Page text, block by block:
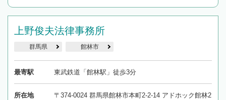
んで検索してみましょう。
を加えて再検索
上野俊夫法律事務所
群馬県 館林市
最寄駅 東武鉄道「館林駅」徒歩3分
所在地
〒374-0024 群馬県館林市本町2-2-14 アドホック館林2